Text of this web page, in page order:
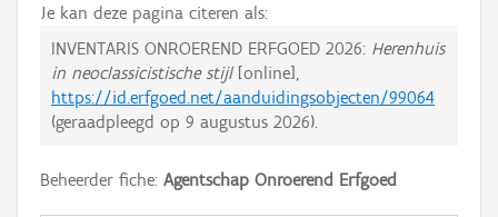
Je kan deze pagina citeren als:
INVENTARIS ONROEREND ERFGOED 2026: Herenhuis
in neoclassicistische stijl[online],
https://id.erfgoed.net/aanduidingsobjecten/99064
(geraadpleegd op 9 augustus 2026).
Beheerder fiche: Agentschap Onroerend Erfgoed